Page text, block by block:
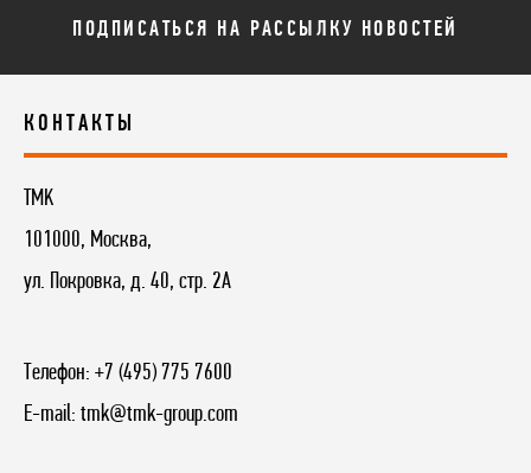
ПОДПИСАТЬСЯ НА РАССЫЛКУ НОВОСТЕЙ
КОНТАКТЫ
TMK
101000, Москва,
ул. Покровка, д. 40, стр. 2А
Телефон: +7 (495) 775 7600
E-mail: tmk@tmk-group.com